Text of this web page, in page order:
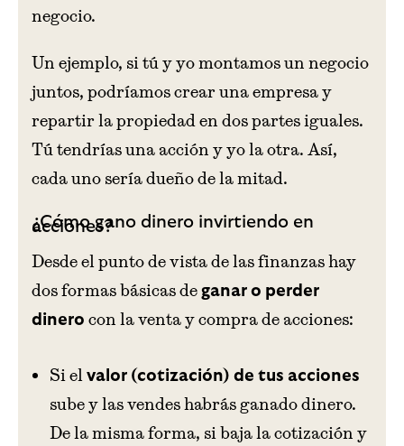
negocio.
Un ejemplo, si tú y yo montamos un negocio
juntos, podríamos crear una empresa y
repartir la propiedad en dos partes iguales.
Tú tendrías una acción y yo la otra. Así,
cada uno sería dueño de la mitad.
¿Cómo gano dinero invirtiendo en
acciones?
Desde el punto de vista de las finanzas hay
dos formas básicas de ganar o perder
dinero con la venta y compra de acciones:
Si el valor (cotización) de tus acciones
sube y las vendes habrás ganado dinero.
De la misma forma, si baja la cotización y